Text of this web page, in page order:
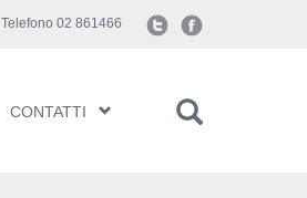
CONTATTI
Telefono 02 861466